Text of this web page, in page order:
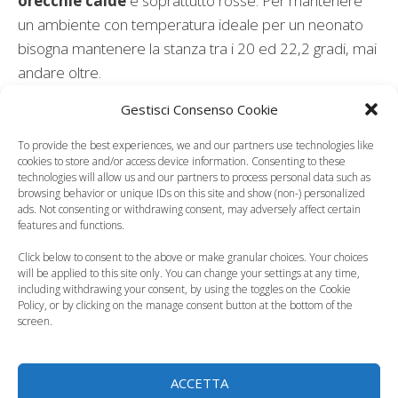
Gestisci Consenso Cookie
To provide the best experiences, we and our partners use technologies like
cookies to store and/or access device information. Consenting to these
technologies will allow us and our partners to process personal data such as
browsing behavior or unique IDs on this site and show (non-) personalized
ads. Not consenting or withdrawing consent, may adversely affect certain
features and functions.
Click below to consent to the above or make granular choices. Your choices
will be applied to this site only. You can change your settings at any time,
including withdrawing your consent, by using the toggles on the Cookie
Policy, or by clicking on the manage consent button at the bottom of the
screen.
ACCETTA
un ambiente con temperatura ideale per un neonato
bisogna mantenere la stanza tra i 20 ed 22,2 gradi, mai
andare oltre.
Leggi anche:
Le prime uscite con
organizzarsi
Consigli per
extrascolastica